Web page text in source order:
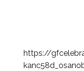
https://